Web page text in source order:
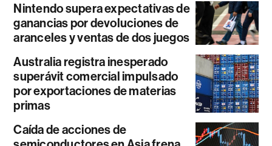
Nintendo supera expectativas de
ganancias por devoluciones de
aranceles y ventas de dos juegos
Australia registra inesperado
superávit comercial impulsado
por exportaciones de materias
primas
Caída de acciones de